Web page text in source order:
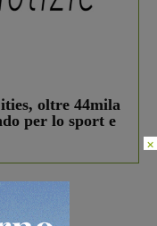
oltre 44mila
per lo sport e
×